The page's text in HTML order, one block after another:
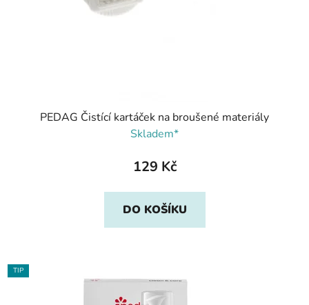
PEDAG Čistící kartáček na broušené materiály
Skladem*
129 Kč
DO KOŠÍKU
TIP